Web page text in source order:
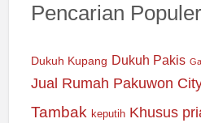
Pencarian Populer
Dukuh Kupang Dukuh Pakis
Jual Rumah Pakuwon
Tambak keputih Khusus